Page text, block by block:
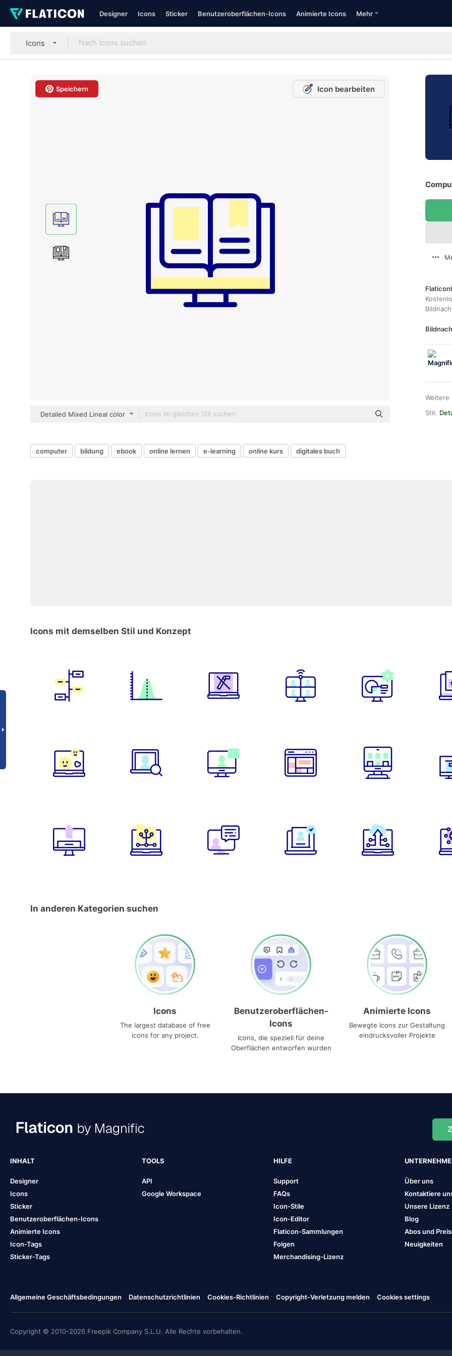
Designer Icons Sticker Benutzeroberflächen-Icons Animierte Icons Mehr
Icons
Speichern Icon bearbeiten
Detailed Mixed Lineal color
Weitere
Stil:
computer bildung ebook online lernen e-learning online kurs digitales buch
Icons mit demselben Stil und Konzept
In anderen Kategorien suchen
Icons
The largest database of free
icons for any project.
Benutzeroberflächen-
Icons
Icons, die speziell für deine
Oberflächen entworfen wurden
Animierte Icons
Bewegte Icons zur Gestaltung
eindrucksvoller Projekte
INHALT
Designer
Icons
Sticker
Benutzeroberflächen-Icons
Animierte Icons
Icon-Tags
Sticker-Tags
TOOLS
API
Google Workspace
HILFE
Support
FAQs
Icon-Stile
Icon-Editor
Flaticon-Sammlungen
Folgen
Merchandising-Lizenz
Über uns
Kontaktiere
Unsere Lizenz
Blog
Abos und
Neuigkeiten
Allgemeine Geschäftsbedingungen Datenschutzrichtlinien Cookies-Richtlinien Copyright-Verletzung melden Cookies settings
Copyright © 2010-2026 Freepik Company S.L.U. Alle Rechte vorbehalten.